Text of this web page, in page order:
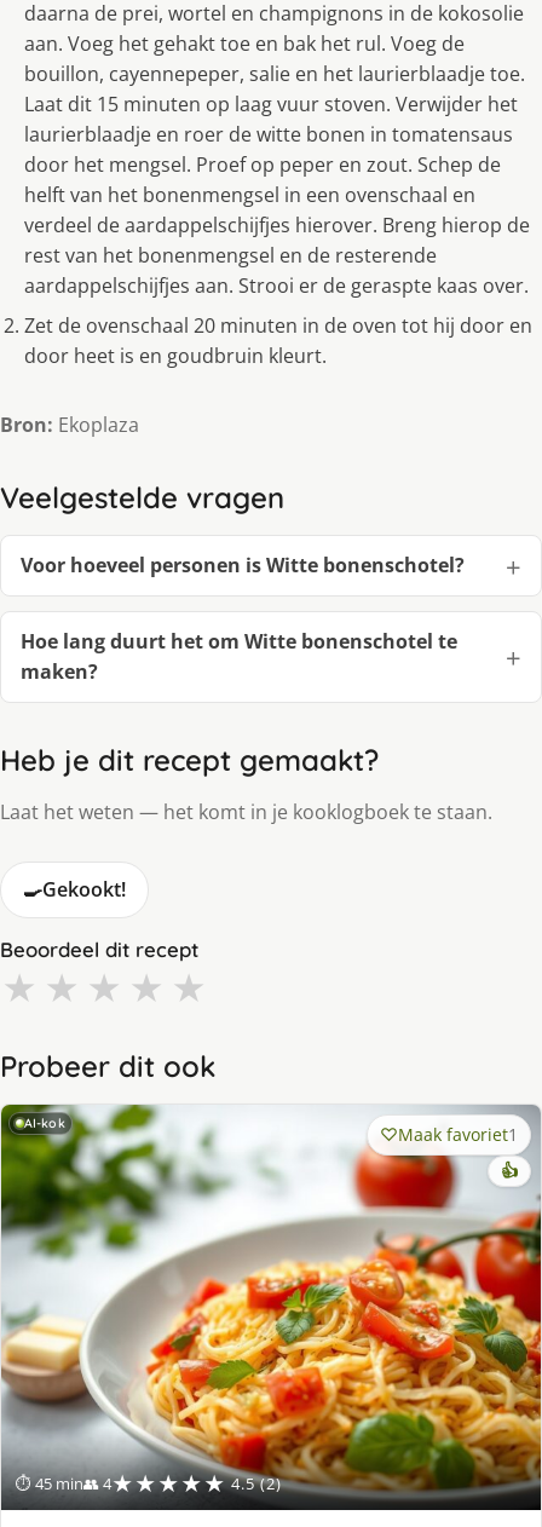
daarna de prei, wortel en champignons in de kokosolie
aan. Voeg het gehakt toe en bak het rul. Voeg de
bouillon, cayennepeper, salie en het laurierblaadje toe.
Laat dit 15 minuten op laag vuur stoven. Verwijder het
laurierblaadje en roer de witte bonen in tomatensaus
door het mengsel. Proef op peper en zout. Schep de
helft van het bonenmengsel in een ovenschaal en
verdeel de aardappelschijfjes hierover. Breng hierop de
rest van het bonenmengsel en de resterende
aardappelschijfjes aan. Strooi er de geraspte kaas over.
Zet de ovenschaal 20 minuten in de oven tot hij door en
door heet is en goudbruin kleurt.
Bron: Ekoplaza
Veelgestelde vragen
Voor hoeveel personen is Witte bonenschotel?
Hoe lang duurt het om Witte bonenschotel te
maken?
Heb je dit recept gemaakt?
Laat het weten — het komt in je kooklogboek te staan.
🍳Gekookt!
Beoordeel dit recept
★ ★ ★ ★ ★
Probeer dit ook
AI-kok
⏱ 45 min👥 4★★★★★ 4.5 (2)
Maak favoriet1
👍